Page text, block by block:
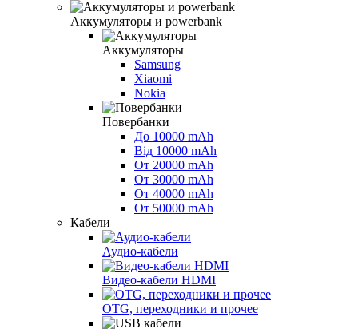
Аккумуляторы и powerbank
Аккумуляторы
Samsung
Xiaomi
Nokia
Повербанки
До 10000 mAh
Від 10000 mAh
От 20000 mAh
От 30000 mAh
От 40000 mAh
От 50000 mAh
Кабели
Аудио-кабели
Видео-кабели HDMI
OTG, переходники и прочее